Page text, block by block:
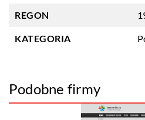
REGON
KATEGORIA
Podobne firmy